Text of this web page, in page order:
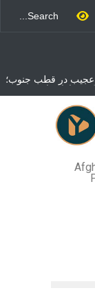
عجیب در قطب جنوب؛
هزاران بار در روز
قالیباف، رئیس
با انتقاد تند از
دونالد ترمپ اعلام
تلاش دارد با
را از مسیر
سمت تسلیم سوق